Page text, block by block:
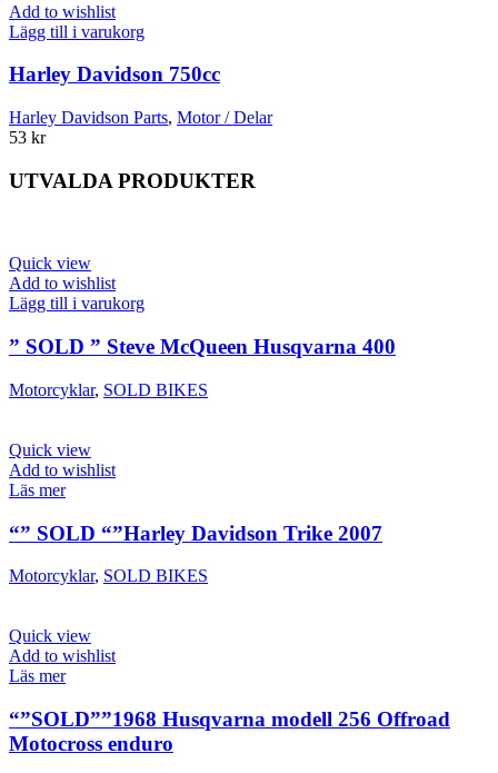
Add to wishlist
Lägg till i varukorg
Harley Davidson 750cc
Harley Davidson Parts, Motor / Delar
53 kr
UTVALDA PRODUKTER
Quick view
Add to wishlist
Lägg till i varukorg
” SOLD ” Steve McQueen Husqvarna 400
Motorcyklar, SOLD BIKES
Quick view
Add to wishlist
Läs mer
“” SOLD “”Harley Davidson Trike 2007
Motorcyklar, SOLD BIKES
Quick view
Add to wishlist
Läs mer
“”SOLD””1968 Husqvarna modell 256 Offroad
Motocross enduro